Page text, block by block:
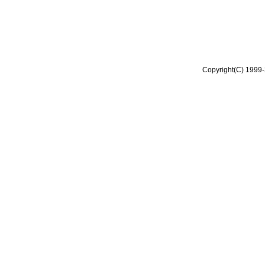
Copyright(C)